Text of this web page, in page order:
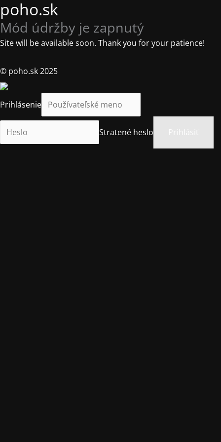
poho.sk
Mód údržby je zapnutý
Site will be available soon. Thank you for your patience!
© poho.sk 2025
Prihlásenie
Stratené heslo